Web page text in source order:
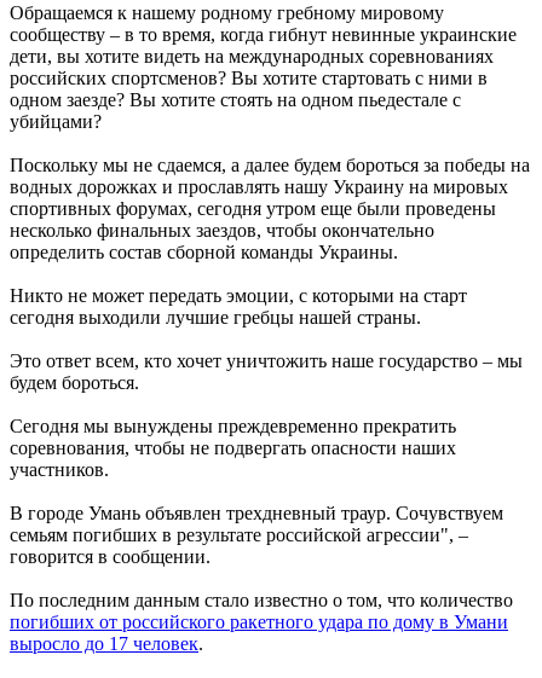
Обращаемся к нашему родному гребному мировому
сообществу – в то время, когда гибнут невинные украинские
дети, вы хотите видеть на международных соревнованиях
российских спортсменов? Вы хотите стартовать с ними в
одном заезде? Вы хотите стоять на одном пьедестале с
убийцами?
Поскольку мы не сдаемся, а далее будем бороться за победы на
водных дорожках и прославлять нашу Украину на мировых
спортивных форумах, сегодня утром еще были проведены
несколько финальных заездов, чтобы окончательно
определить состав сборной команды Украины.
Никто не может передать эмоции, с которыми на старт
сегодня выходили лучшие гребцы нашей страны.
Это ответ всем, кто хочет уничтожить наше государство – мы
будем бороться.
Сегодня мы вынуждены преждевременно прекратить
соревнования, чтобы не подвергать опасности наших
участников.
В городе Умань объявлен трехдневный траур. Сочувствуем
семьям погибших в результате российской агрессии", –
говорится в сообщении.
По последним данным стало известно о том, что количество
погибших от российского ракетного удара по дому в Умани
выросло до 17 человек.